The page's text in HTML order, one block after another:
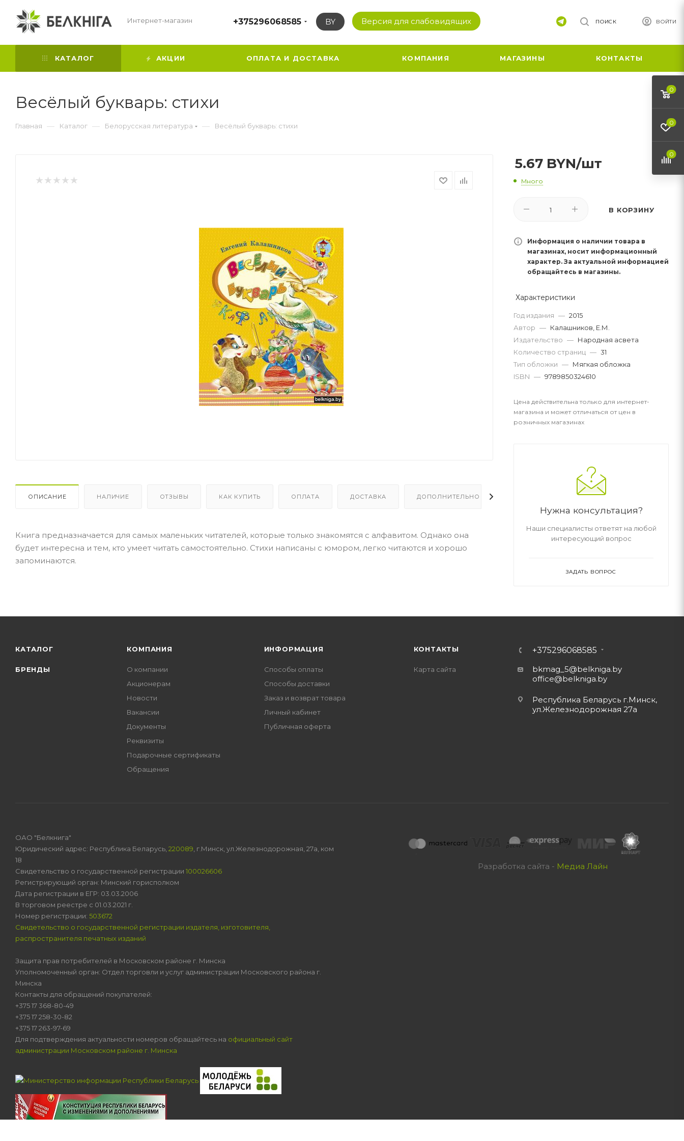
Интернет-магазин +375296068585 BY Версия для слабовидящих ВОЙТИ
ПОИСК
КАТАЛОГ АКЦИИ ОПЛАТА И ДОСТАВКА КОМПАНИЯ МАГАЗИНЫ КОНТАКТЫ
Весёлый букварь: стихи
Главная — Каталог — Белорусская литература — Весёлый букварь: стихи
ОПИСАНИЕ НАЛИЧИЕ ОТЗЫВЫ КАК КУПИТЬ ОПЛАТА ДОСТАВКА ДОПОЛНИТЕЛЬНО
Книга предназначается для самых маленьких читателей, которые только знакомятся с алфавитом. Однако она
будет интересна и тем, кто умеет читать самостоятельно. Стихи написаны с юмором, легко читаются и хорошо
запоминаются.
5.67 BYN/шт
Много
В КОРЗИНУ
Информация о наличии товара в
магазинах, носит информационный
характер. За актуальной информацией
обращайтесь в магазины.
Характеристики
Год издания — 2015
Автор — Калашников, Е.М.
Издательство — Народная асвета
Количество страниц — 31
Тип обложки — Мягкая обложка
ISBN — 9789850324610
Цена действительна только для интернет-
магазина и может отличаться от цен в
розничных магазинах
Нужна консультация?
Наши специалисты ответят на любой
интересующий вопрос
ЗАДАТЬ ВОПРОС
КАТАЛОГ
БРЕНДЫ
КОМПАНИЯ
О компании
Акционерам
Новости
Вакансии
Документы
Реквизиты
Подарочные сертификаты
Обращения
ИНФОРМАЦИЯ
Способы оплаты
Способы доставки
Заказ и возврат товара
Личный кабинет
Публичная оферта
КОНТАКТЫ
Карта сайта
+375296068585
bkmag_5@belkniga.by
office@belkniga.by
Республика Беларусь г.Минск,
ул.Железнодорожная 27а
Разработка сайта - Медиа Лайн
ОАО "Белкнига"
Юридический адрес: Республика Беларусь, 220089 , г.Минск, ул.Железнодорожная, 27а, ком
18
Свидетельство о государственной регистрации 100026606
Регистрирующий орган: Минский горисполком
Дата регистрации в ЕГР: 03.03.2006
В торговом реестре с 01.03.2021 г.
Номер регистрации: 503672
Свидетельство о государственной регистрации издателя, изготовителя,
распространителя печатных изданий
Защита прав потребителей в Московском районе г. Минска
Уполномоченный орган: Отдел торговли и услуг администрации Московского района г.
Минска
Контакты для обращений покупателей:
+375 17 368-80-49
+375 17 258-30-82
+375 17 263-97-69
Для подтверждения актуальности номеров обращайтесь на официальный сайт
администрации Московском районе г. Минска
0
0
0